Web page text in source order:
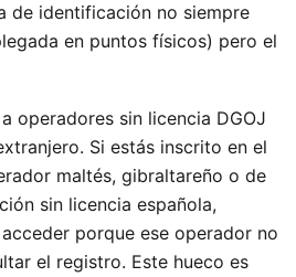
de identificación no siempre
en puntos físicos) pero el
operadores sin licencia DGOJ
Si estás inscrito en el
maltés, gibraltareño o de
sin licencia española,
porque ese operador no
el registro. Este hueco es